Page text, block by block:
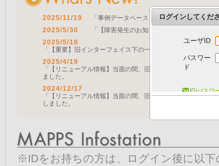
2025/11/19 「事例データベースを公開しました」 をア
2025/5/30 「【障害発生のお知らせ｜復旧済み】Web
2025/5/18
「【重要】旧インターフェイス下の一部機能の停止につい
2025/4/19
「【リニューアル情報】当面の間、旧画面をご利用いただ
ました。
2024/12/17
「【リニューアル情報】当面の間、旧画面をご利用いただ
しました。
※IDをお持ちの方は、ログイン後に以
ログインしてくだ
ユーザID
パスワー
ド
ID/パスワ